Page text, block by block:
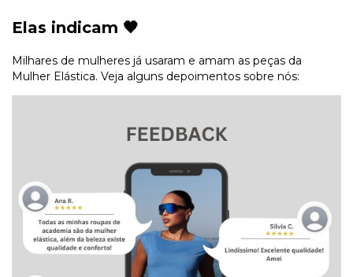
Elas indicam 🖤
Milhares de mulheres já usaram e amam as peças da
Mulher Elástica. Veja alguns depoimentos sobre nós: